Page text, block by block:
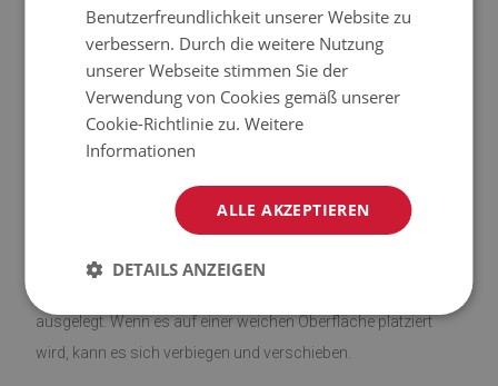
Material: Vinyl verstärkt mit PES-Netz;
Dicke:1,6 mm;
Die Teppiche sind nicht rutschfest;
Farbtöne von Teppichen können geringfügig von der
Visualisierung abweichen.
ausgelegt. Wenn es auf einer weichen Oberfläche platziert
wird, kann es sich verbiegen und verschieben.
Benutzerfreundlichkeit unserer Website zu
verbessern. Durch die weitere Nutzung
unserer Webseite stimmen Sie der
Verwendung von Cookies gemäß unserer
Cookie-Richtlinie zu.Weitere
Informationen
ALLE AKZEPTIEREN
DETAILS ANZEIGEN